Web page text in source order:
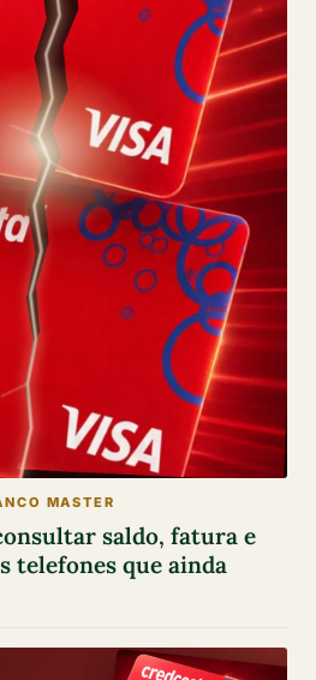
MASTER
saldo, fatura e
telefones que ainda